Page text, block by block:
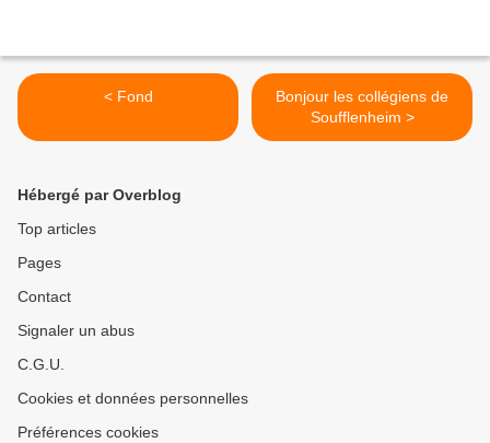
< Fond
Bonjour les collégiens de
Soufflenheim >
Hébergé par Overblog
Top articles
Pages
Contact
Signaler un abus
C.G.U.
Cookies et données personnelles
Préférences cookies